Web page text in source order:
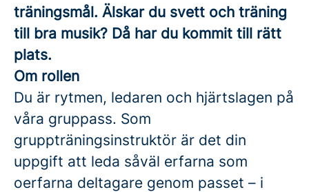
träningsmål. Älskar du svett och träning
till bra musik? Då har du kommit till rätt
plats.
Om rollen
Du är rytmen, ledaren och hjärtslagen på
våra gruppass. Som
gruppträningsinstruktör är det din
uppgift att leda såväl erfarna som
oerfarna deltagare genom passet – i